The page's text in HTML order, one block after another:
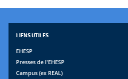
LIENS UTILES
EHESP
Presses de l'EHESP
Campus (ex REAL)